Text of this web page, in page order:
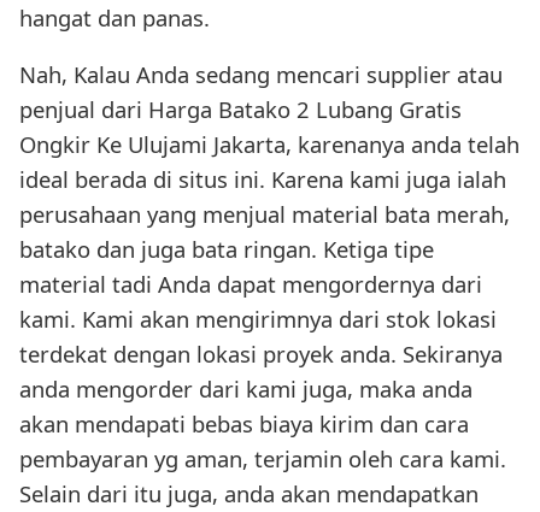
hangat dan panas.
Nah, Kalau Anda sedang mencari supplier atau
penjual dari Harga Batako 2 Lubang Gratis
Ongkir Ke Ulujami Jakarta, karenanya anda telah
ideal berada di situs ini. Karena kami juga ialah
perusahaan yang menjual material bata merah,
batako dan juga bata ringan. Ketiga tipe
material tadi Anda dapat mengordernya dari
kami. Kami akan mengirimnya dari stok lokasi
terdekat dengan lokasi proyek anda. Sekiranya
anda mengorder dari kami juga, maka anda
akan mendapati bebas biaya kirim dan cara
pembayaran yg aman, terjamin oleh cara kami.
Selain dari itu juga, anda akan mendapatkan